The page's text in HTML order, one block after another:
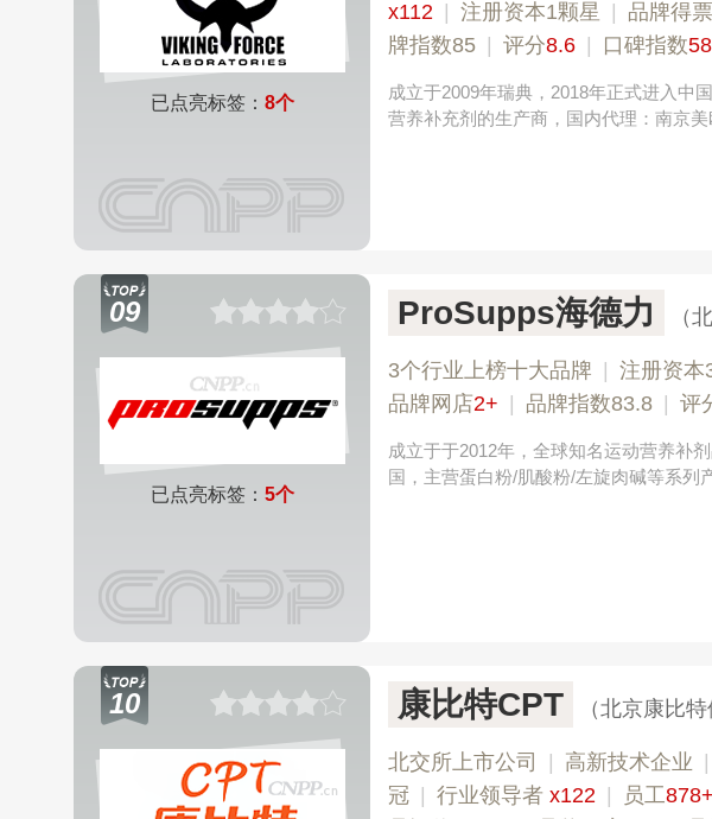
已点亮标签： 8个
x112
注册资本1颗星 品牌得票
牌指数85
评分8.6 口碑指数
成立于2009年瑞典，2018年正式进入中
营养补充剂的生产商，国内代理：南京美
09
已点亮标签： 5个
ProSupps海德力 （
3个行业上榜十大品牌 注册资本
品牌网店2+ 品牌指数83.8 评
成立于于2012年，全球知名运动营养补
国，主营蛋白粉/肌酸粉/左旋肉碱等系列
10 康比特CPT （北京康比
北交所上市公司 高新技术企业
冠
行业领导者 x122 员工